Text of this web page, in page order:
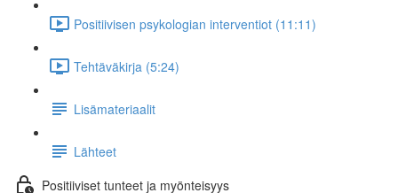
Positiivisen psykologian interventiot (11:11)
Tehtäväkirja (5:24)
Lisämateriaalit
Lähteet
Positiiviset tunteet ja myönteisyys